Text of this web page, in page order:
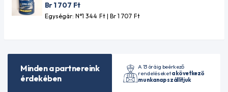
Br 1 707 Ft
Egységár: N°1 344 Ft| Br 1 707 Ft
Minden a partnereink
érdekében
A 13 óráig beérkező
rendeléseketa következő
munkanap szállítjuk